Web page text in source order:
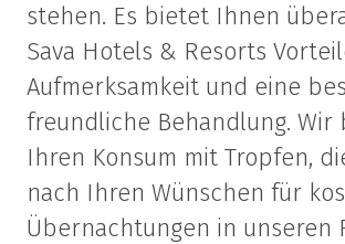
stehen. Es bietet Ihnen
Sava Hotels & Resorts
Aufmerksamkeit und eine
freundliche Behandlung. Wir
Ihren Konsum mit Tropfen,
nach Ihren Wünschen für
Übernachtungen in unseren